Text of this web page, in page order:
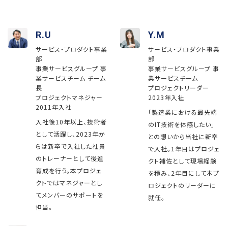
R.U
サービス・プロダクト事業
部
事業サービスグループ 事
業サービスチーム チーム
長
プロジェクトマネジャー
2011年入社
入社後10年以上、技術者
として活躍し、2023年か
らは新卒で入社した社員
のトレーナーとして後進
育成を行う。本プロジェ
クトではマネジャーとし
てメンバーのサポートを
担当。
Y.M
サービス・プロダクト事業
部
事業サービスグループ 事
業サービスチーム
プロジェクトリーダー
2023年入社
「製造業における最先端
のIT技術を体感したい」
との想いから当社に新卒
で入社。1年目はプロジェ
クト補佐として現場経験
を積み、2年目にして本プ
ロジェクトのリーダーに
就任。